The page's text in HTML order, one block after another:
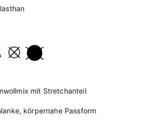
mit Stretchanteil
körpernahe Passform